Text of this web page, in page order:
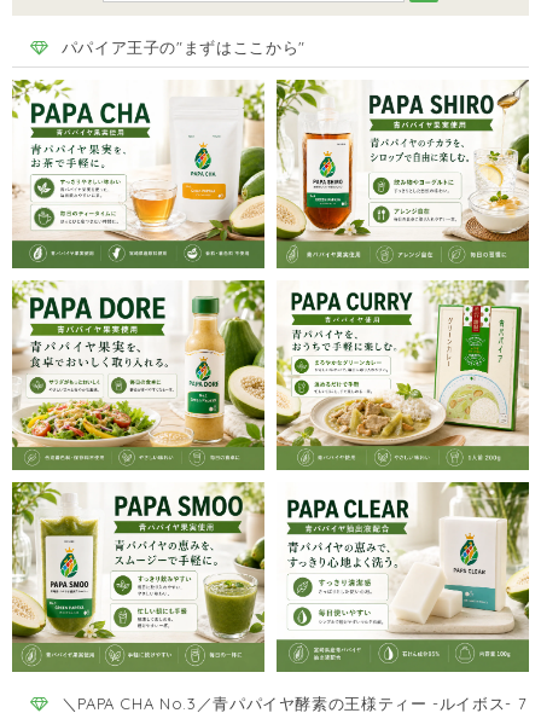
パパイア王子の"まずはここから"
＼PAPA CHA No.3／青パパイヤ酵素の王様ティー -ルイボス- 7